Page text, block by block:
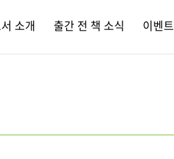
소개 출간 전 책 소식 이벤트